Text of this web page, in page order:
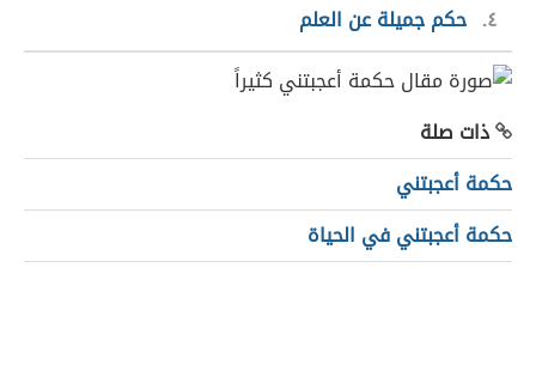
٤ حكم جميلة عن العلم
ذات صلة
حكمة أعجبتني
حكمة أعجبتني في الحياة